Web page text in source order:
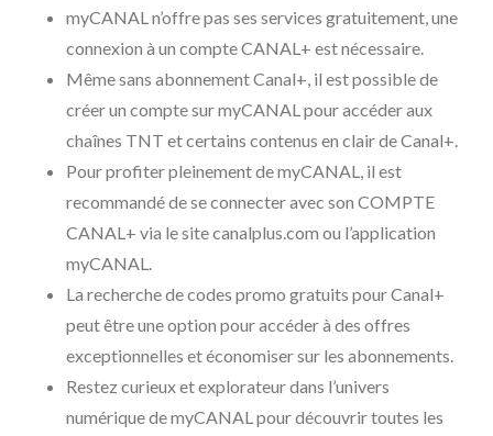
myCANAL n’offre pas ses services gratuitement, une
connexion à un compte CANAL+ est nécessaire.
Même sans abonnement Canal+, il est possible de
créer un compte sur myCANAL pour accéder aux
chaînes TNT et certains contenus en clair de Canal+.
Pour profiter pleinement de myCANAL, il est
recommandé de se connecter avec son COMPTE
CANAL+ via le site canalplus.com ou l’application
myCANAL.
La recherche de codes promo gratuits pour Canal+
peut être une option pour accéder à des offres
exceptionnelles et économiser sur les abonnements.
Restez curieux et explorateur dans l’univers
numérique de myCANAL pour découvrir toutes les